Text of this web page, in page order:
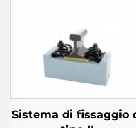
Sistema di fissaggio